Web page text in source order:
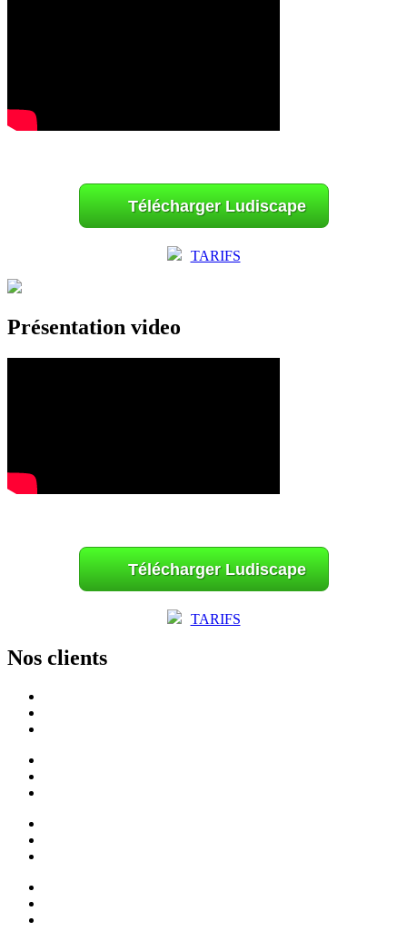
Télécharger Ludiscape
TARIFS
Présentation video
Télécharger Ludiscape
TARIFS
Nos clients